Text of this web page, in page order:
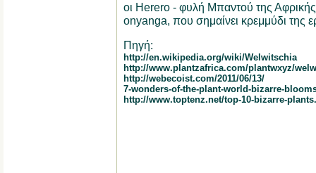
οι Herero - φυλή Μπαντού της
onyanga, που σημαίνει κρεμμύδι της
Πηγή:
http://en.wikipedia.org/wiki/Welwitschia
http://www.plantzafrica.com/plantwxyz/
http://webecoist.com/2011/06/13/
7-wonders-of-the-plant-world-bizarre-
http://www.toptenz.net/top-10-bizarre-